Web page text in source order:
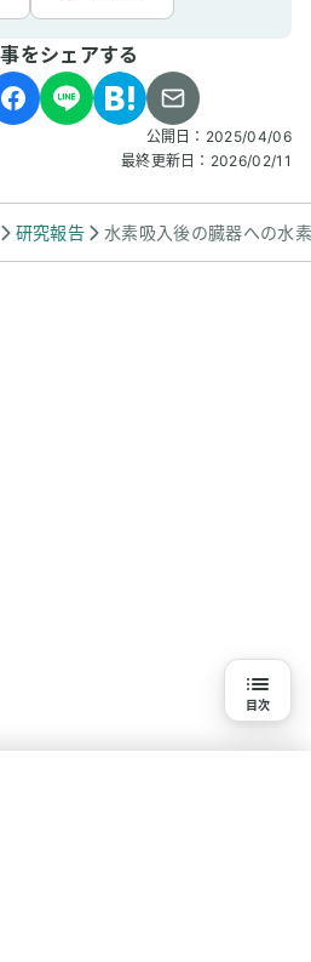
をシェアする
公開日： 2025/04/06
最終更新日： 2026/02/11
研究報告 水素吸入後の臓器への水
目次